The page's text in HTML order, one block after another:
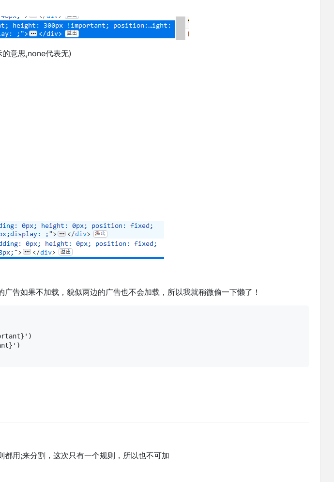
意思,none代表无)
告如果不加载，貌似两边的广告也不会加载，所以我就稍微偷一下懒了！
用;来分割，这次只有一个规则，所以也不可加